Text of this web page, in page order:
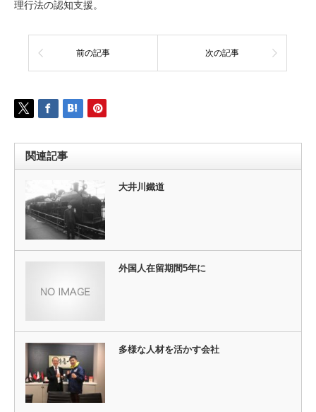
理行法の認知支援。
前の記事 次の記事
関連記事
大井川鐵道
外国人在留期間5年に
多様な人材を活かす会社